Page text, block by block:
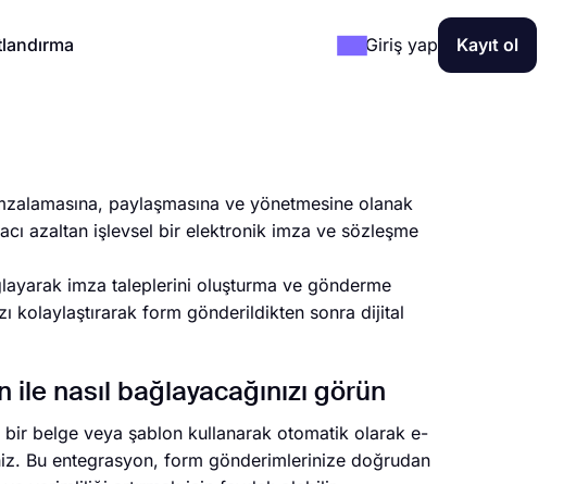
Giriş yap Kayıt ol
paylaşmasına ve yönetmesine olanak
azaltan işlevsel bir elektronik imza ve sözleşme
imza taleplerini oluşturma ve gönderme
kolaylaştırarak form gönderildikten sonra dijital
ile nasıl bağlayacağınızı görün
bir belge veya şablon kullanarak otomatik olarak e-
Bu entegrasyon, form gönderimlerinize doğrudan